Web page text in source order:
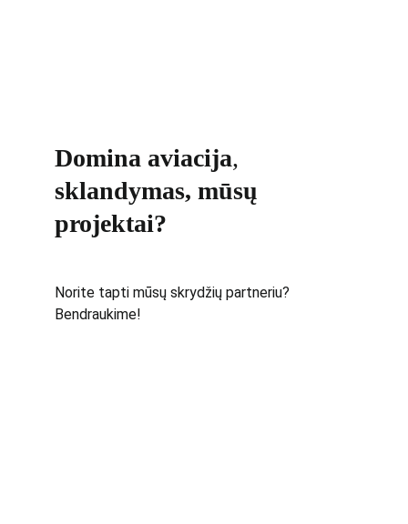
Domina aviacija,
sklandymas, mūsų
projektai?
Norite tapti mūsų skrydžių partneriu?
Bendraukime!